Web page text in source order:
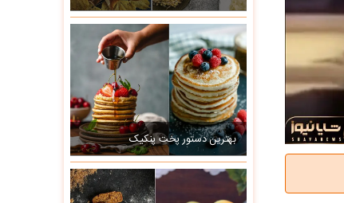
بهترین دستور پخت پنکیک